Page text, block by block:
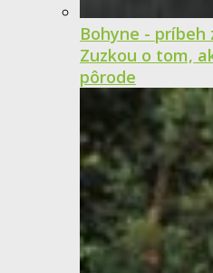
Bohyne - príbeh
Zuzkou o tom,
pôrode